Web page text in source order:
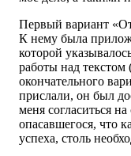
Первый вариант
К нему была
которой
работы над
окончательного
прислали, он был
меня согласиться
опасавшегося, что
успеха, столь